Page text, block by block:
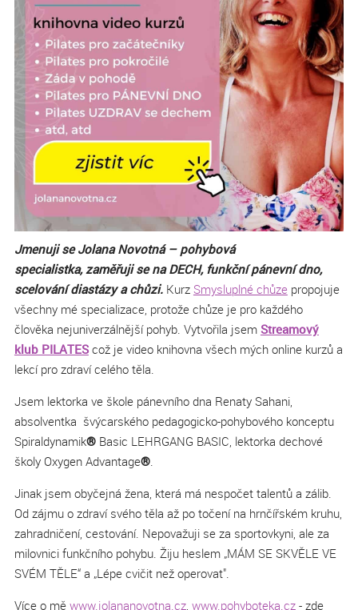
Jmenuji se Jolana Novotná – pohybová
specialistka, zaměřuji se na DECH, funkční pánevní dno,
scelování diastázy a chůzi.Kurz Smysluplné chůzepropojuje
všechny mé specializace, protože chůze je pro každého
člověka nejuniverzálnější pohyb. Vytvořila jsem Streamový
klub PILATEScož je video knihovna všech mých online kurzů a
lekcí pro zdraví celého těla.
Jsem lektorka ve škole pánevního dna Renaty Sahani,
absolventka švýcarského pedagogicko-pohybového konceptu
Spiraldynamik®Basic LEHRGANG BASIC, lektorka dechové
školy Oxygen Advantage®.
Jinak jsem obyčejná žena, která má nespočet talentů a zálib.
Od zájmu o zdraví svého těla až po točení na hrnčířském kruhu,
zahradničení, cestování. Nepovažuji se za sportovkyni, ale za
milovnici funkčního pohybu. Žiju heslem „MÁM SE SKVĚLE VE
SVÉM TĚLE“ a „Lépe cvičit než operovat".
Více o mě www.jolananovotna.cz, www.pohyboteka.cz- zde